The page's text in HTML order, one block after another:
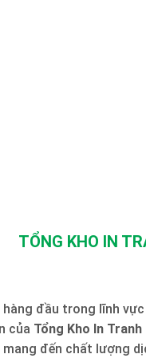
TỔNG KHO IN
đầu trong lĩnh
của Tổng Kho In Tranh
đến chất lượng